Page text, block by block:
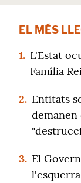
EL MÉS
1. L'Estat
Família
2. Entitats
3. El